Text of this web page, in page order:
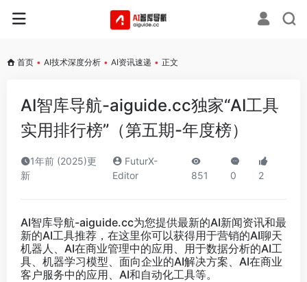
首页 • AI技术深度分析 • AI资讯速递 • 正文
AI智库导航-aiguide.cc独家“AI工具
实用排行榜”（第五期-年度榜）
1年前 (2025)更
新
FuturX-
Editor
851 0 2
AI智库导航-aiguide.cc为您提供最新的AI新闻资讯和最
新的AI工具推荐，在这里你可以获得用于营销的AI聊天
机器人、AI在商业管理中的应用、用于数据分析的AI工
具、机器学习模型、面向企业的AI解决方案、AI在商业
客户服务中的应用、AI和自动化工具等。